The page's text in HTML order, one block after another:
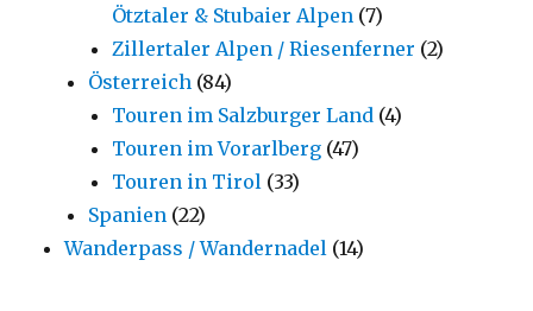
Ötztaler & Stubaier Alpen (7)
Zillertaler Alpen / Riesenferner (2)
Österreich (84)
Touren im Salzburger Land (4)
Touren im Vorarlberg (47)
Touren in Tirol (33)
Spanien (22)
Wanderpass / Wandernadel (14)